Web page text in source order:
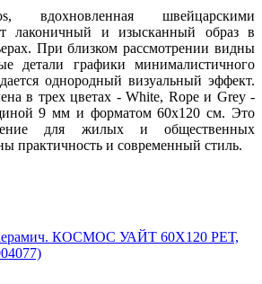
вдохновленная швейцарскими
лаконичный и изысканный образ в
При близком рассмотрении видны
детали графики минималистичного
однородный визуальный эффект.
в трех цветах - White, Rope и Grey -
9 мм и форматом 60x120 см. Это
для жилых и общественных
практичность и современный стиль.
КОСМОС УАЙТ 60X120 РЕТ,